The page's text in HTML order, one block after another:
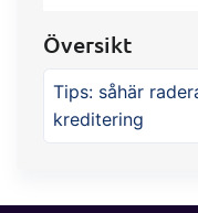
Översikt
Tips: såhär
kreditering